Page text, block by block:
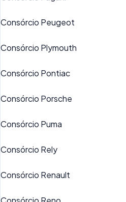
Consórcio Peugeot
Consórcio Plymouth
Consórcio Pontiac
Consórcio Porsche
Consórcio Puma
Consórcio Rely
Consórcio Renault